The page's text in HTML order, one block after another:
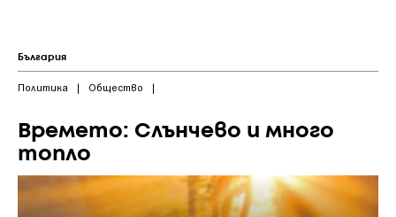
България
Политика | Общество |
Времето: Слънчево и много
топло